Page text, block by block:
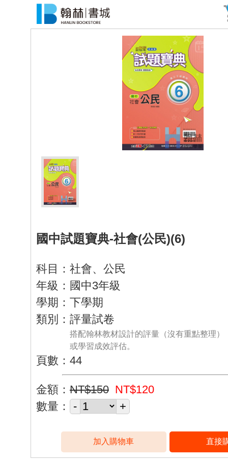
國中試題寶典-社會(公民)(6)
科目：社會、公民
年級：國中3年級
學期：下學期
類別：評量試卷
搭配翰林教材設計的評量（沒有重點整理）
或學習成效評估。
頁數：44
金額： NT$150 NT$120
數量：